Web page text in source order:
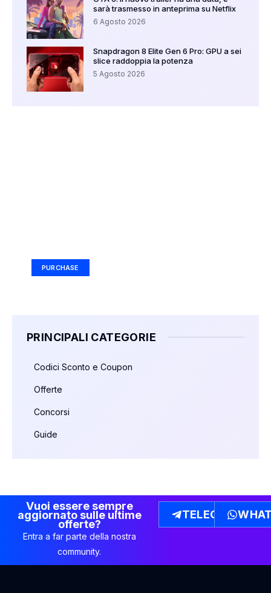
sarà trasmesso in anteprima su Netflix
6 Agosto 2026
Snapdragon 8 Elite Gen 6 Pro: GPU a sei
slice raddoppia la potenza
5 Agosto 2026
PURCHASE
PRINCIPALI CATEGORIE
Codici Sconto e Coupon
Offerte
Concorsi
Guide
Vuoi essere sempre
aggiornato sulle ultime
offerte?
Entra a far parte della nostra
community.
TELEGRAM